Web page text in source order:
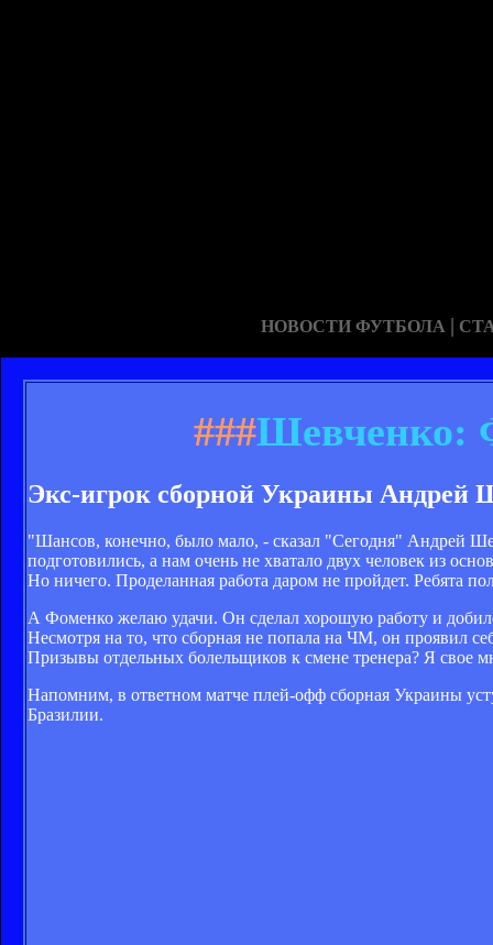
НОВОСТИ ФУТБОЛА |
###Шевченко:
Экс-игрок сборной Украины Андрей
"Шансов, конечно, было мало, - сказал "Сегодня" Андрей
подготовились, а нам очень не хватало двух человек из
Но ничего. Проделанная работа даром не пройдет. Ребята
А Фоменко желаю удачи. Он сделал хорошую работу и
Несмотря на то, что сборная не попала на ЧМ, он проявил
Призывы отдельных болельщиков к смене тренера? Я свое
Напомним, в ответном матче плей-офф сборная Украины
Бразилии.